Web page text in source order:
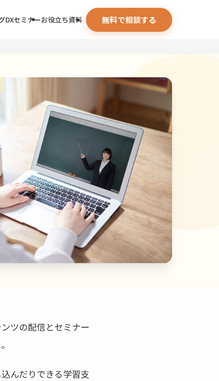
DXセミナーお役立ち資料 無料で相談する
ツの配信とセミナー
んだりできる学習支